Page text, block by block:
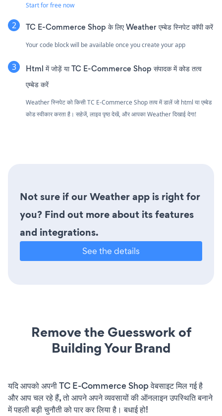
Start for free now
TC E-Commerce Shop के लिए Weather एम्बेड स्निपेट कॉपी करें
Your code block will be available once you create your app
Html में जोड़ें या TC E-Commerce Shop संपादक में कोड तत्व
एम्बेड करें
Weather स्निपेट को किसी TC E-Commerce Shop तत्व में डालें जो html या एम्बेड
कोड स्वीकार करता है। सहेजें, लाइव पृष्ठ देखें, और आपका Weather दिखाई देगा!
Not sure if our Weather app is right for
you? Find out more about its features
and integrations.
See the details
Remove the Guesswork of
Building Your Brand
यदि आपको अपनी TC E-Commerce Shop वेबसाइट मिल गई है
और आप चल रहे हैं, तो आपने अपने व्यवसायों की ऑनलाइन उपस्थिति बनाने
में पहली बड़ी चुनौती को पार कर लिया है। बधाई हो!